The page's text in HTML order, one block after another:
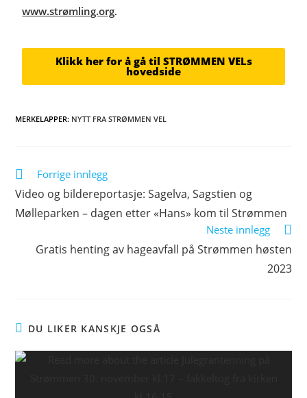
www.strømling.org.
Klikk her for å gå til STRØMMEN VELs
hovedside
MERKELAPPER: NYTT FRA STRØMMEN VEL
Forrige innlegg
Video og bildereportasje: Sagelva, Sagstien og
Mølleparken – dagen etter «Hans» kom til Strømmen
Neste innlegg
Gratis henting av hageavfall på Strømmen høsten
2023
DU LIKER KANSKJE OGSÅ